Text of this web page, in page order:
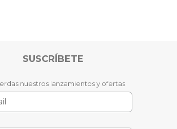
SUSCRÍBETE
nuestros lanzamientos y ofertas.